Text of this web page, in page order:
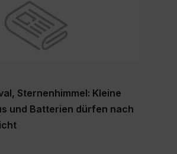
Sternenhimmel: Kleine
und Batterien dürfen nach